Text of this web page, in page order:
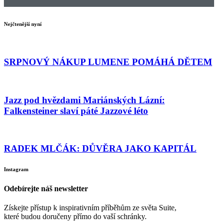
Nejčtenější nyní
SRPNOVÝ NÁKUP LUMENE POMÁHÁ DĚTEM
Jazz pod hvězdami Mariánských Lázní:
Falkensteiner slaví páté Jazzové léto
RADEK MLČÁK: DŮVĚRA JAKO KAPITÁL
Instagram
Odebírejte náš newsletter
Získejte přístup k inspirativním příběhům ze světa Suite,
které budou doručeny přímo do vaší schránky.